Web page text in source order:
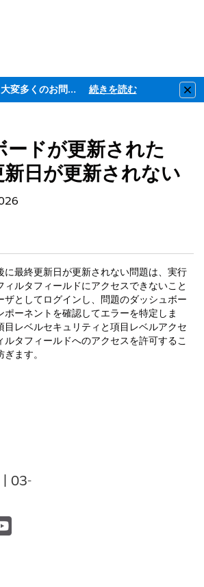
ただいま大変多くのお問い合わせをいただいており、ご連絡までにお時間を頂戴しております 続きを読む
ードが更新された
新日が更新されない
に最終更新日が更新されない問題は、実行
ルタフィールドにアクセスできないこと
ザとしてログインし、問題のダッシュボー
ポーネントを確認してエラーを特定しま
目レベルセキュリティと項目レベルアクセ
ルタフィールドへのアクセスを許可するこ
ます。
ポーネントのトラブルシューティング
ュボードにアクセスします。
シュボードの各コンポーネントをク
可能性があります。ここから、ダッシュ
03-